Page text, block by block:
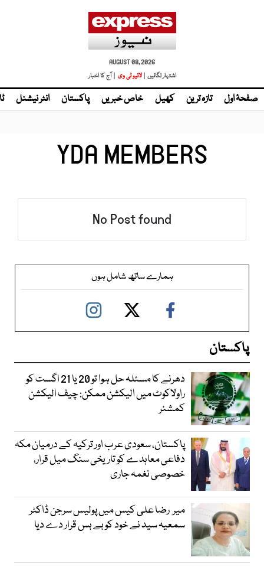
AUGUST 08, 2026
اشتہار لگائیں | لائیو ٹی وی | آج کا اخبار
صفحۂ اول تازہ ترین کھیل خاص خبریں پاکستان انٹر نیشنل
YDA MEMBERS
No Post found
ہمارے ساتھ شامل ہوں
پاکستان
دھرنے کا مسئلہ حل ہوا تو 20 یا 21 اگست کو
راولاکوٹ میں الیکشن ممکن: چیف الیکشن
کمشنر
پاکستان، سعودی عرب اور ترکیہ کے درمیان مکہ
دفاعی معاہدے کو تاریخی سنگ میل قرار،
خصوصی نغمہ جاری
میر رضا علی کیس میں پولیس سرجن ڈاکٹر
سمعیہ سید نے خود کو بے بس قرار دے دیا